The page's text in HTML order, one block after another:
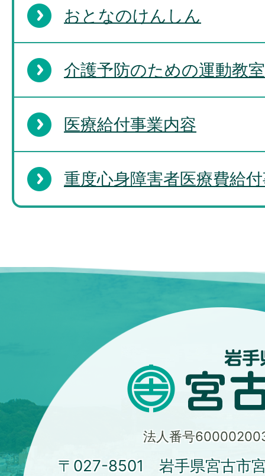
おとなのけんしん
介護予防のための運動教室
医療給付事業内容
重度心身障害者医療費給
法人番号
〒027-8501 岩手県宮古市